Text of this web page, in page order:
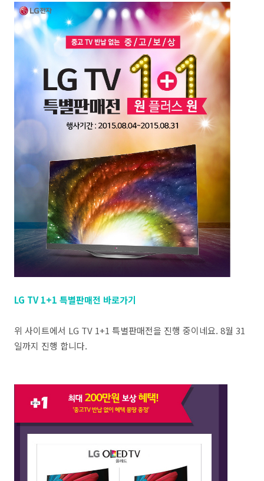
LG TV 1+1 특별판매전 바로가기
위 사이트에서 LG TV 1+1 특별판매전을 진행 중이네요. 8월 31
일까지 진행 합니다.